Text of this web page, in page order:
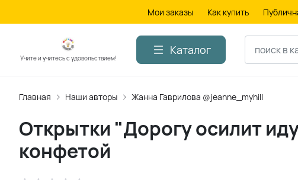
Мои заказы Как купить
Учите и учитесь с удовольствием!
Каталог
Главная Наши авторы Жанна Гаврилова @jeanne_myhill
Открытки "Дорогу осилит
конфетой